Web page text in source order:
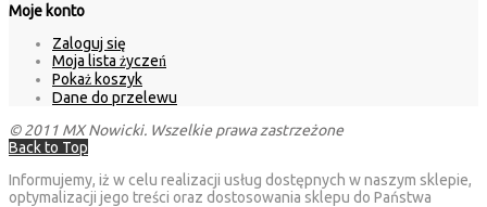
Moje konto
Zaloguj się
Moja lista życzeń
Pokaż koszyk
Dane do przelewu
© 2011 MX Nowicki. Wszelkie prawa zastrzeżone
Back to Top
Informujemy, iż w celu realizacji usług dostępnych w naszym sklepie,
optymalizacji jego treści oraz dostosowania sklepu do Państwa